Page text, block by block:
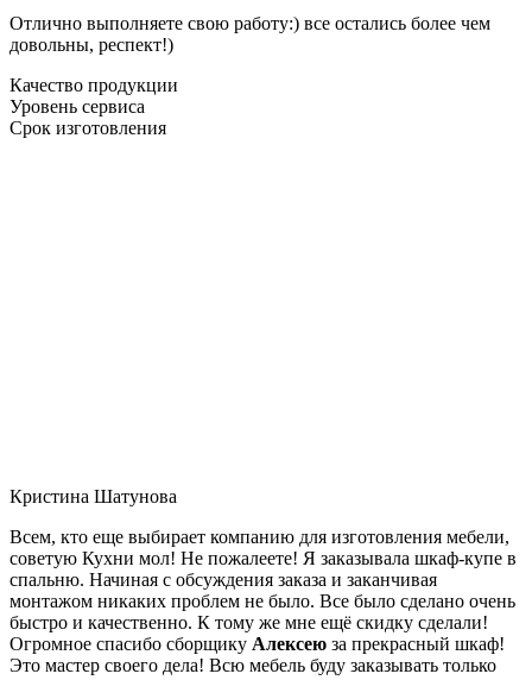
Отлично выполняете свою работу:) все остались более чем
довольны, респект!)
Качество продукции
Уровень сервиса
Срок изготовления
Кристина Шатунова
Всем, кто еще выбирает компанию для изготовления мебели,
советую Кухни мол! Не пожалеете! Я заказывала шкаф-купе в
спальню. Начиная с обсуждения заказа и заканчивая
монтажом никаких проблем не было. Все было сделано очень
быстро и качественно. К тому же мне ещё скидку сделали!
Огромное спасибо сборщику Алексею за прекрасный шкаф!
Это мастер своего дела! Всю мебель буду заказывать только